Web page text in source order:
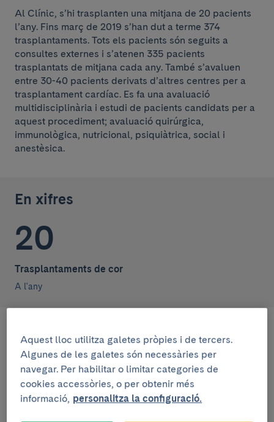
Al Clínic, s’hi trasplanten una mitjana de 20 pacients
l’any. Fins març de 2019 s’han dut a terme 374
trasplantaments. Tots els pacients són seguits a
consultes externes i s’atenen 335 pacients
trasplantats de mitjana cada any. També s’avaluen
entre 30-40 pacients derivats d’altres centres per a
trasplantament cardíac. Es fa una avaluació
multidisciplinària i estudi de pacients candidats per a
aquest procediment; avaluació quirúrgica,
immunològica, nutricional, psiquiàtrica, social i
anestèsica.
En xifres
20
Trasplantaments de cor
A l'any
L’experiència del Clínic es fonamenta en el fet que és
pioner en la posada en marxa de diversos
procediments com:
La valoració del grau d’ hipertensió pulmonar
secundària en lainsuficiència cardíaca
tractament específic.
Aquest lloc utilitza galetes pròpies i de tercers.
Algunes de les galetes són necessàries per
navegar. Per habilitar o limitar categories de
cookies accessòries, o per obtenir més
informació, personalitza la configuració.